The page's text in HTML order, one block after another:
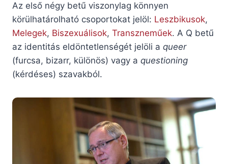
Az első négy betű viszonylag könnyen
körülhatárolható csoportokat jelöl: Leszbikusok,
Melegek, Biszexuálisok, Transzneműek. A Q betű
az identitás eldöntetlenségét jelöli a queer
(furcsa, bizarr, különös) vagy a questioning
(kérdéses) szavakból.